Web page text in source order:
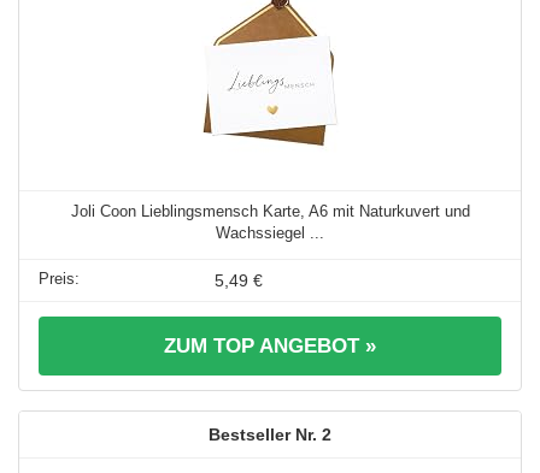
Joli Coon Lieblingsmensch Karte, A6 mit Naturkuvert und
Wachssiegel ...
5,49 €
ZUM TOP ANGEBOT »
2